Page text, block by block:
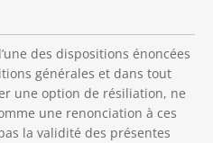
des dispositions énoncées
générales et dans tout
une option de résiliation, ne
une renonciation à ces
la validité des présentes